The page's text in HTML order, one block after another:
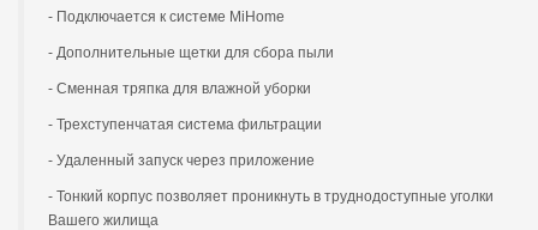
- Подключается к системе MiHome
- Дополнительные щетки для сбора пыли
- Сменная тряпка для влажной уборки
- Трехступенчатая система фильтрации
- Удаленный запуск через приложение
- Тонкий корпус позволяет проникнуть в труднодоступные уголки
Вашего жилища